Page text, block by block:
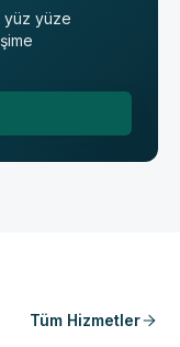
yüz yüze
Tüm Hizmetler